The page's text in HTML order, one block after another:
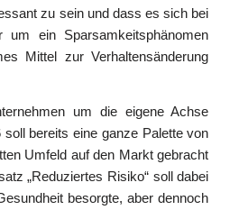
zu sein und dass es sich bei
um ein Sparsamkeitsphänomen
Mittel zur Verhaltensänderung
um die eigene Achse
bereits eine ganze Palette von
Umfeld auf den Markt gebracht
„Reduziertes Risiko“ soll dabei
besorgte, aber dennoch